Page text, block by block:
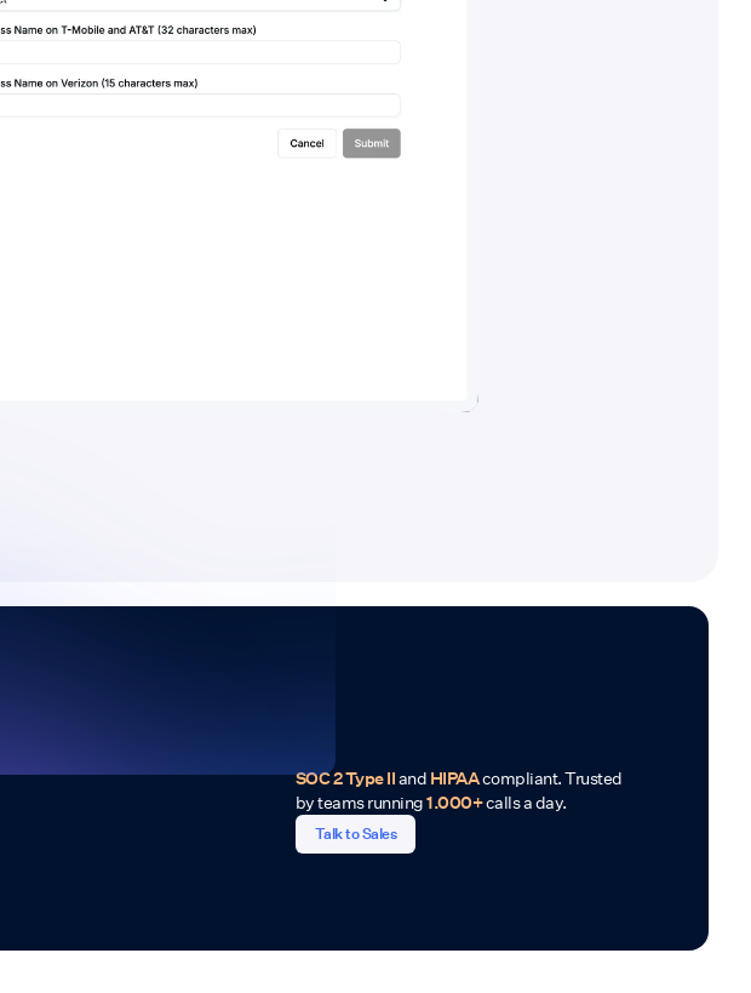
SOC 2 Type IIand HIPAAcompliant. Trusted
by teams running1.000+calls a day.
Talk to Sales